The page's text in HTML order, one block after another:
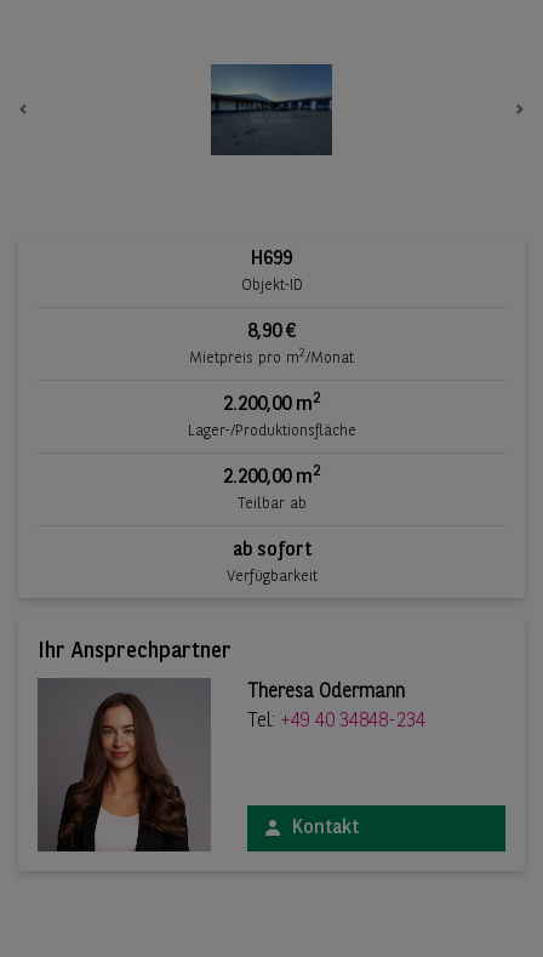
H699
Objekt-ID
8,90 €
Mietpreis pro m2/Monat
2.200,00 m2
Lager-/Produktionsfläche
2.200,00 m2
Teilbar ab
ab sofort
Verfügbarkeit
Ihr Ansprechpartner
Theresa Odermann
Tel: +49 40 34848-234
Kontakt